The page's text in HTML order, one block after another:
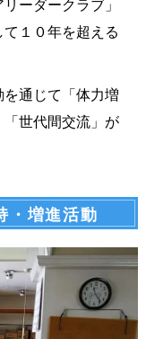
ーダークラブ」
１０年を超える
通じて「体力増
世代間交流」が
・増進活動